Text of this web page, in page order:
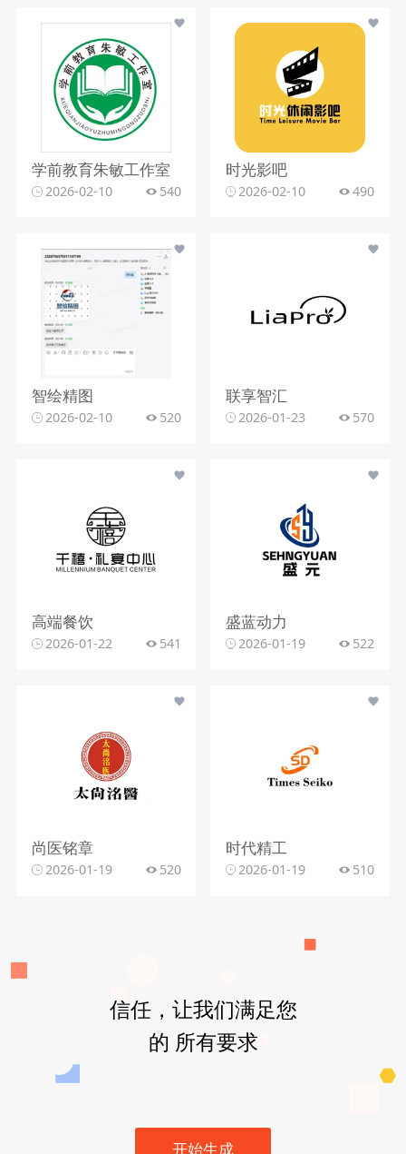
学前教育朱敏工作室
2026-02-10 540
时光影吧
2026-02-10 490
智绘精图
2026-02-10 520
联享智汇
2026-01-23 570
高端餐饮
2026-01-22 541
盛蓝动力
2026-01-19 522
尚医铭章
2026-01-19 520
时代精工
2026-01-19 510
信任，让我们满足您
的 所有要求
开始生成